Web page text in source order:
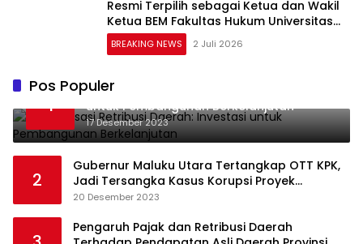
Resmi Terpilih sebagai Ketua dan Wakil
Ketua BEM Fakultas Hukum Universitas
Jambi Periode 2026–2027
BREAKING NEWS 2 Juli 2026
Pos Populer
1
Optimalisasi Retribusi Daerah: Investasi
untuk Pembangunan Berkelanjutan
17 Desember 2023
2
Gubernur Maluku Utara Tertangkap OTT KPK,
Jadi Tersangka Kasus Korupsi Proyek
Pengadaan Barang dan Jasa
20 Desember 2023
Pengaruh Pajak dan Retribusi Daerah